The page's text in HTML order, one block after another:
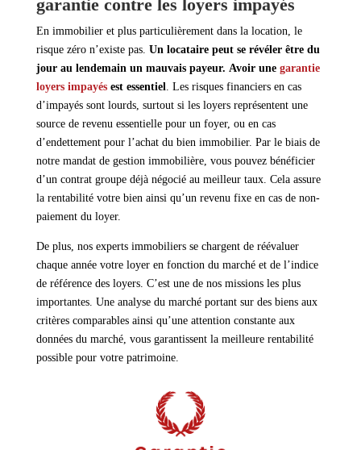
garantie contre les loyers impayés
En immobilier et plus particulièrement dans la location, le
risque zéro n’existe pas. Un locataire peut se révéler être du
jour au lendemain un mauvais payeur. Avoir une garantie
loyers impayésest essentiel. Les risques financiers en cas
d’impayés sont lourds, surtout si les loyers représentent une
source de revenu essentielle pour un foyer, ou en cas
d’endettement pour l’achat du bien immobilier. Par le biais de
notre mandat de gestion immobilière, vous pouvez bénéficier
d’un contrat groupe déjà négocié au meilleur taux. Cela assure
la rentabilité votre bien ainsi qu’un revenu fixe en cas de non-
paiement du loyer.
De plus, nos experts immobiliers se chargent de réévaluer
chaque année votre loyer en fonction du marché et de l’indice
de référence des loyers. C’est une de nos missions les plus
importantes. Une analyse du marché portant sur des biens aux
critères comparables ainsi qu’une attention constante aux
données du marché, vous garantissent la meilleure rentabilité
possible pour votre patrimoine.